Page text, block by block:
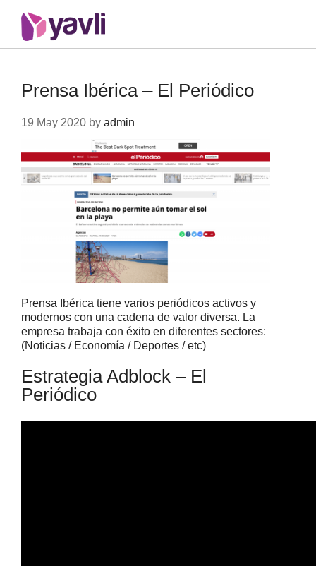
Prensa Ibérica – El Periódico
19 May 2020 by admin
Prensa Ibérica tiene varios periódicos activos y
modernos con una cadena de valor diversa. La
empresa trabaja con éxito en diferentes sectores:
(Noticias / Economía / Deportes / etc)
Estrategia Adblock – El
Periódico